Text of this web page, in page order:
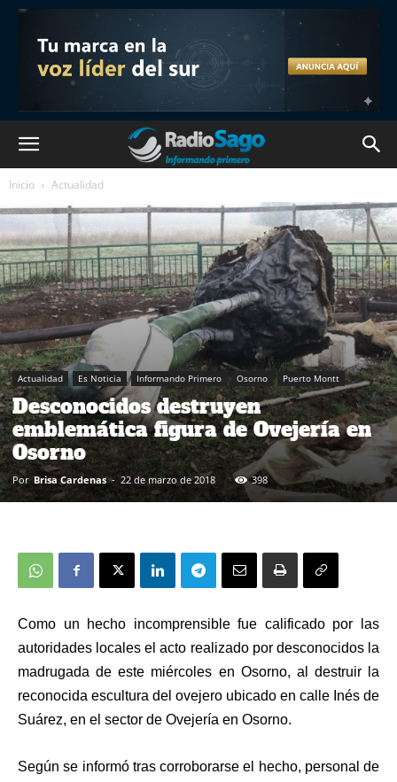
Inicio Actualidad
Actualidad Es Noticia Informando Primero Osorno Puerto Montt
Desconocidos destruyen
emblemática figura de Ovejería en
Osorno
Por Brisa Cardenas - 22 de marzo de 2018 398
Como un hecho incomprensible fue calificado por las
autoridades locales el acto realizado por desconocidos la
madrugada de este miércoles en Osorno, al destruir la
reconocida escultura del ovejero ubicado en calle Inés de
Suárez, en el sector de Ovejería en Osorno.
Según se informó tras corroborarse el hecho, personal de